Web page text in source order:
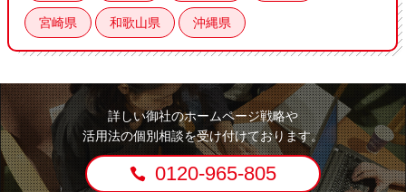
宮崎県 和歌山県 沖縄県
詳しい御社のホームページ戦略や
活用法の個別相談を受け付けております。
0120-965-805